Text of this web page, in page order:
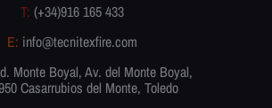
T: (+34)916 165 433
E: info@tecnitexfire.com
Monte Boyal, Av. del Monte Boyal,
Casarrubios del Monte, Toledo